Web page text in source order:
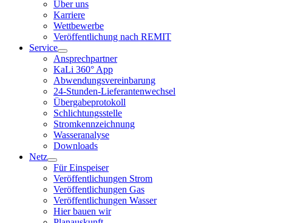
Über uns
Karriere
Wettbewerbe
Veröffentlichung nach REMIT
Service
Ansprechpartner
KaLi 360° App
Abwendungsvereinbarung
24-Stunden-Lieferantenwechsel
Übergabeprotokoll
Schlichtungsstelle
Stromkennzeichnung
Wasseranalyse
Downloads
Netz
Für Einspeiser
Veröffentlichungen Strom
Veröffentlichungen Gas
Veröffentlichungen Wasser
Hier bauen wir